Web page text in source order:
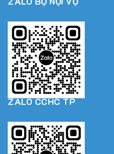
ZALO CCHC TP